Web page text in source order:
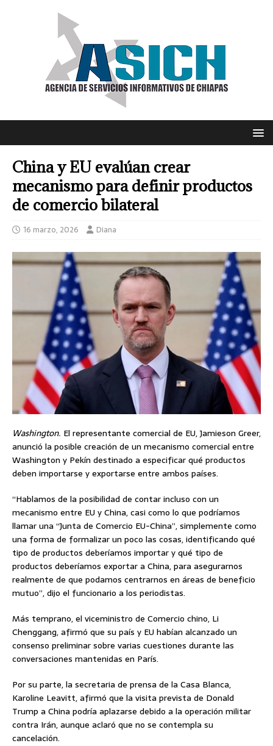
China y EU evalúan crear
mecanismo para definir productos
de comercio bilateral
16 marzo, 2026 Diana
Washington. El representante comercial de EU, Jamieson Greer,
anunció la posible creación de un mecanismo comercial entre
Washington y Pekín destinado a especificar qué productos
deben importarse y exportarse entre ambos países.
“Hablamos de la posibilidad de contar incluso con un
mecanismo entre EU y China, casi como lo que podríamos
llamar una “Junta de Comercio EU-China”, simplemente como
una forma de formalizar un poco las cosas, identificando qué
tipo de productos deberíamos importar y qué tipo de
productos deberíamos exportar a China, para asegurarnos
realmente de que podamos centrarnos en áreas de beneficio
mutuo”, dijo el funcionario a los periodistas.
Más temprano, el viceministro de Comercio chino, Li
Chenggang, afirmó que su país y EU habían alcanzado un
consenso preliminar sobre varias cuestiones durante las
conversaciones mantenidas en París.
Por su parte, la secretaria de prensa de la Casa Blanca,
Karoline Leavitt, afirmó que la visita prevista de Donald
Trump a China podría aplazarse debido a la operación militar
contra Irán, aunque aclaró que no se contempla su
cancelación.